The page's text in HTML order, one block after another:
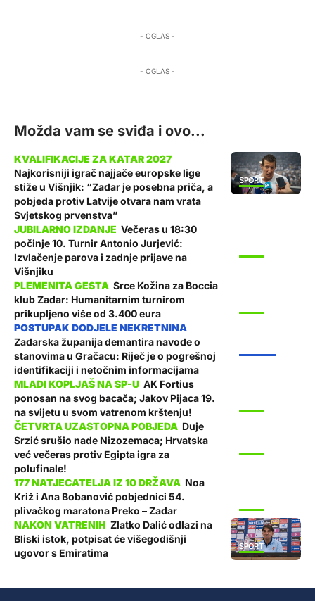
- OGLAS -
- OGLAS -
Možda vam se sviđa i ovo...
SPORT
Najkorisniji igrač najjače europske lige
stiže u Višnjik: “Zadar je posebna priča, a
pobjeda protiv Latvije otvara nam vrata
Svjetskog prvenstva”
Večeras u 18:30
počinje 10. Turnir Antonio Jurjević:
Izvlačenje parova i zadnje prijave na
Višnjiku
Srce Kožina za Boccia
klub Zadar: Humanitarnim turnirom
prikupljeno više od 3.400 eura
Zadarska županija demantira navode o
stanovima u Gračacu: Riječ je o pogrešnoj
identifikaciji i netočnim informacijama
AK Fortius
ponosan na svog bacača; Jakov Pijaca 19.
na svijetu u svom vatrenom krštenju!
Duje
Srzić srušio nade Nizozemaca; Hrvatska
već večeras protiv Egipta igra za
polufinale!
Noa
Križ i Ana Bobanović pobjednici 54.
plivačkog maratona Preko – Zadar
SPORT
Zlatko Dalić odlazi na
Bliski istok, potpisat će višegodišnji
ugovor s Emiratima